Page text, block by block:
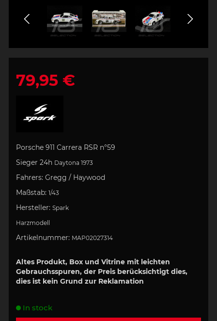
79,95 €
Porsche 911 Carrera RSR n°59
Sieger 24h Daytona 1973
Fahrers: Gregg / Haywood
Maßstab: 1/43
Hersteller: Spark
Harzmodell
Artikelnummer: MAP02027314
Altes Produkt, Box und Vitrine mit leichten
Gebrauchsspuren, der Preis berücksichtigt dies,
dies ist kein Grund zur Reklamation
In stock